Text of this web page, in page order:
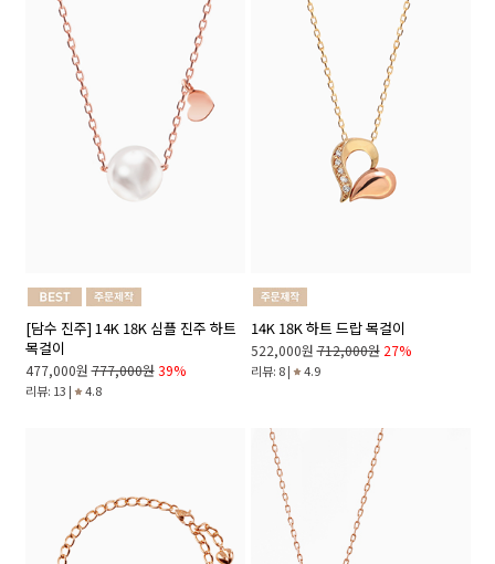
[담수 진주] 14K 18K 심플 진주 하트
목걸이
477,000원 777,000원 39%
리뷰: 13 | 4.8
14K 18K 하트 드랍 목걸이
522,000원 712,000원 27%
리뷰: 8 | 4.9